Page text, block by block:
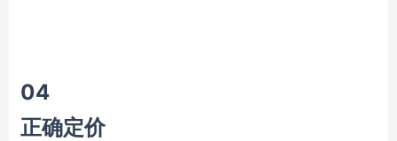
04
正确定价